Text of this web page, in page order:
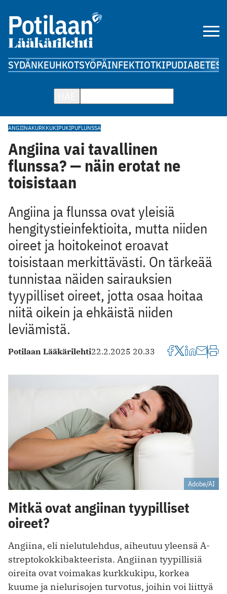
SYDÄNKEUHKOTSYÖPÄINFEKTIOTKIPUDIABETES
ANGIINAKURKKUKIPUKIPUFLUNSSA
Angiina vai tavallinen
flunssa? — näin erotat ne
toisistaan
Angiina ja flunssa ovat yleisiä
hengitystieinfektioita, mutta niiden
oireet ja hoitokeinot eroavat
toisistaan merkittävästi. On tärkeää
tunnistaa näiden sairauksien
tyypilliset oireet, jotta osaa hoitaa
niitä oikein ja ehkäistä niiden
leviämistä.
Potilaan Lääkärilehti22.2.2025 20.33
Adobe/AI
Mitkä ovat angiinan tyypilliset
oireet?
Angiina, eli nielutulehdus, aiheutuu yleensä A-
streptokokkibakteerista. Angiinan tyypillisiä
oireita ovat voimakas kurkkukipu, korkea
kuume ja nielurisojen turvotus, joihin voi liittyä